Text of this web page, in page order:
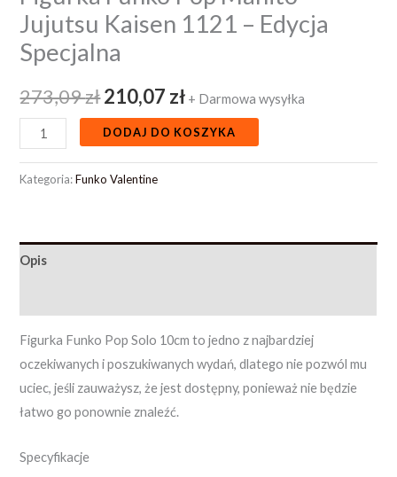
Jujutsu Kaisen 1121 – Edycja
Specjalna
273,09zł210,07 zł + Darmowa wysyłka
DODAJ DO KOSZYKA
Kategoria:Funko Valentine
Opis
Figurka Funko Pop Solo 10cm to jedno z najbardziej
oczekiwanych i poszukiwanych wydań, dlatego nie pozwól mu
uciec, jeśli zauważysz, że jest dostępny, ponieważ nie będzie
łatwo go ponownie znaleźć.
Specyfikacje